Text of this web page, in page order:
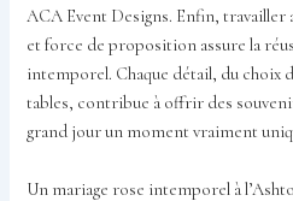
ACA Event Designs. Enfin, travailler
et force de proposition assure la
intemporel. Chaque détail, du choix
tables, contribue à offrir des
grand jour un moment vraiment
Un mariage rose intemporel à